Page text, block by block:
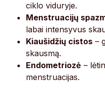
ciklo viduryje.
Menstruacijų
labai intensyvus
Kiaušidžių cistos –
skausmą.
Endometriozė –
menstruacijas.